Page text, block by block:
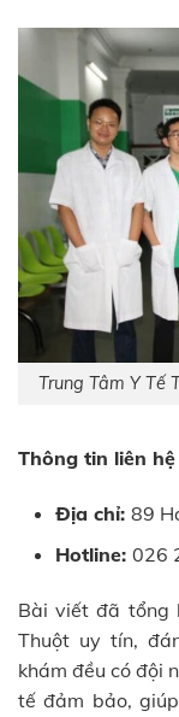
Trung Tâm Y Tế
Thông tin liên hệ
Địa chỉ: 89
Hotline: 026
Bài viết đã tổng
Thuột uy tín,
khám đều có đội
tế đảm bảo,